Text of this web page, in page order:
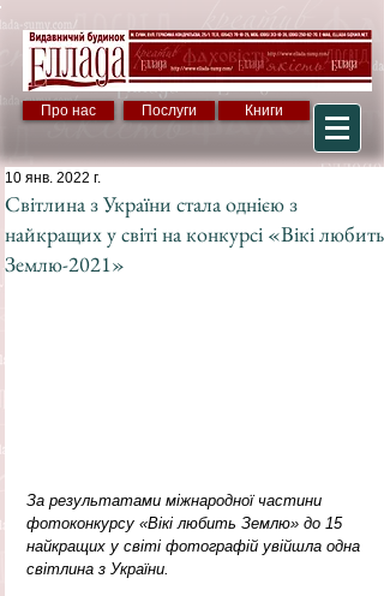
Про нас Послуги Книги
Світлина з України стала однією з
найкращих у світі на конкурсі «Вікі любить
Землю-2021»
10 янв. 2022 г.
За результатами міжнародної частини
фотоконкурсу «Вікі любить Землю» до 15
найкращих у світі фотографій увійшла одна
світлина з України.